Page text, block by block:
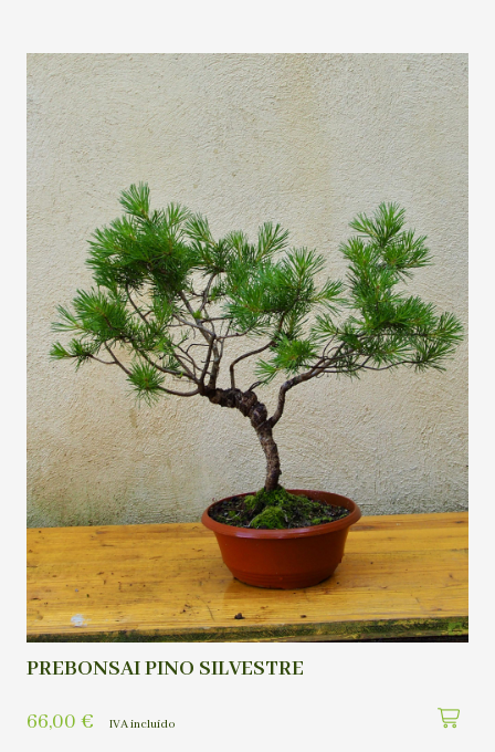
PREBONSAI PINO SILVESTRE
66,00 € IVA incluído